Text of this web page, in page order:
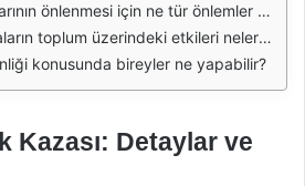
önlenmesi için ne tür önlemler alınabilir?
toplum üzerindeki etkileri nelerdir?
konusunda bireyler ne yapabilir?
Kazası: Detaylar ve